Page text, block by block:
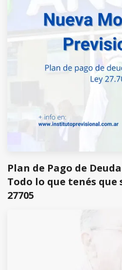
Plan de Pago de
Todo lo que tenés que
27705